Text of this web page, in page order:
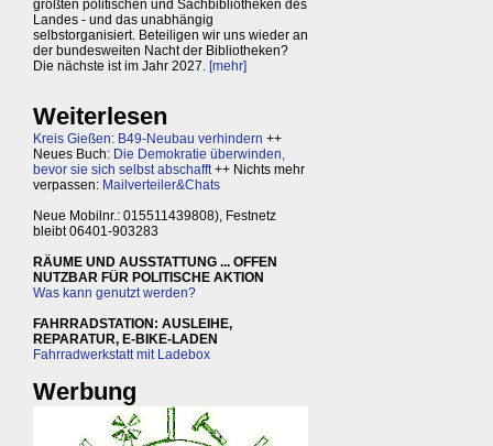
größten politischen und Sachbibliotheken des
Landes - und das unabhängig
selbstorganisiert. Beteiligen wir uns wieder an
der bundesweiten Nacht der Bibliotheken?
Die nächste ist im Jahr 2027. [mehr]
Weiterlesen
Kreis Gießen: B49-Neubau verhindern ++
Neues Buch: Die Demokratie überwinden,
bevor sie sich selbst abschafft++ Nichts mehr
verpassen: Mailverteiler&Chats
Neue Mobilnr.: 015511439808), Festnetz
bleibt 06401-903283
RÄUME UND AUSSTATTUNG ... OFFEN
NUTZBAR FÜR POLITISCHE AKTION
Was kann genutzt werden?
FAHRRADSTATION: AUSLEIHE,
REPARATUR, E-BIKE-LADEN
Fahrradwerkstatt mit Ladebox
Werbung